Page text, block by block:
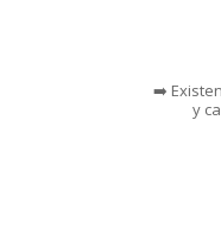
➡️
y